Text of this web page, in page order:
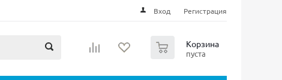
Вход Регистрация
Корзина
пуста